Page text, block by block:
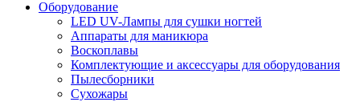
Оборудование
LED UV-Лампы для сушки ногтей
Аппараты для маникюра
Воскоплавы
Комплектующие и аксессуары для оборудования
Пылесборники
Сухожары